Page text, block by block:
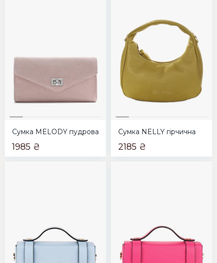
Сумка MELODY пудрова
1985 ₴
Сумка NELLY гірчична
2185 ₴